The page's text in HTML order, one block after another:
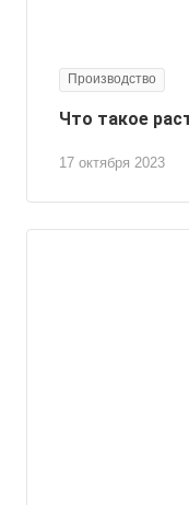
Производство
17 октября 2023
Что такое